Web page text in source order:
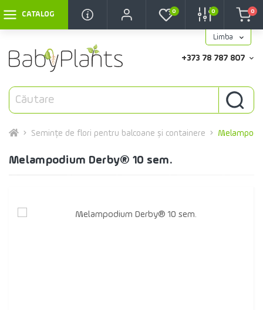
CATALOG
Limba
0 0 0
+373 78 787 807
Semințe de flori pentru balcoane și containere
Melampodium Derby® 10 sem.